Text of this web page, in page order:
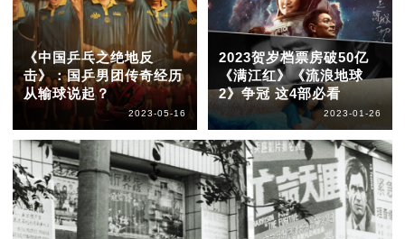
《中国乒乓之绝地反
击》：国乒男团传奇经历
从输球说起？
2023-05-16
2023贺岁档票房破50亿
《满江红》《流浪地球
2》争冠 这4部必看
2023-01-26